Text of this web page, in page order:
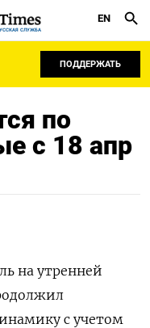
СЛУЖБА
EN
ПОДДЕРЖАТЬ
по
с 18 апр
на утренней
с учетом